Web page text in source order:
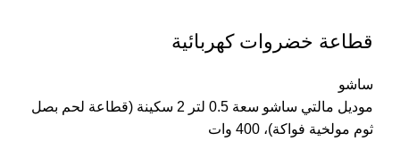
قطاعة خضروات كهربائية
ساشو
موديل مالتي ساشو سعة 0.5 لتر 2 سكينة (قطاعة لحم بصل
ثوم مولخية فواكة)، 400 وات